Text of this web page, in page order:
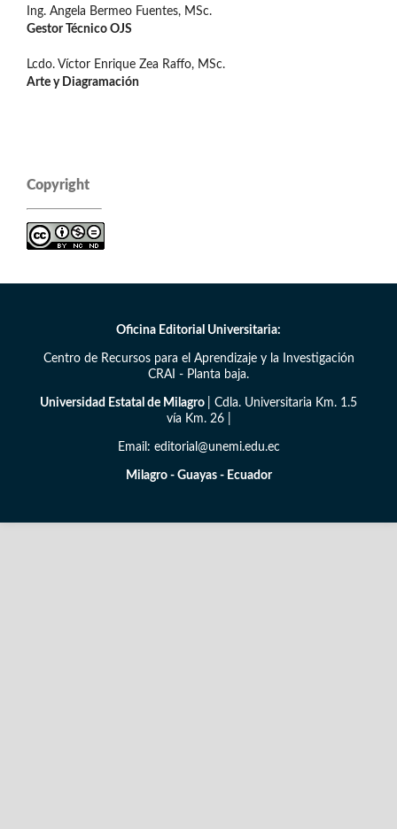
Ing. Angela Bermeo Fuentes, MSc.
Gestor Técnico OJS
Lcdo. Víctor Enrique Zea Raffo, MSc.
Arte y Diagramación
Copyright
Oficina Editorial Universitaria:
Centro de Recursos para el Aprendizaje y la Investigación
CRAI - Planta baja.
Universidad Estatal de Milagro
| Cdla. Universitaria Km. 1.5
vía Km. 26 |
Email: editorial@unemi.edu.ec
Milagro - Guayas - Ecuador